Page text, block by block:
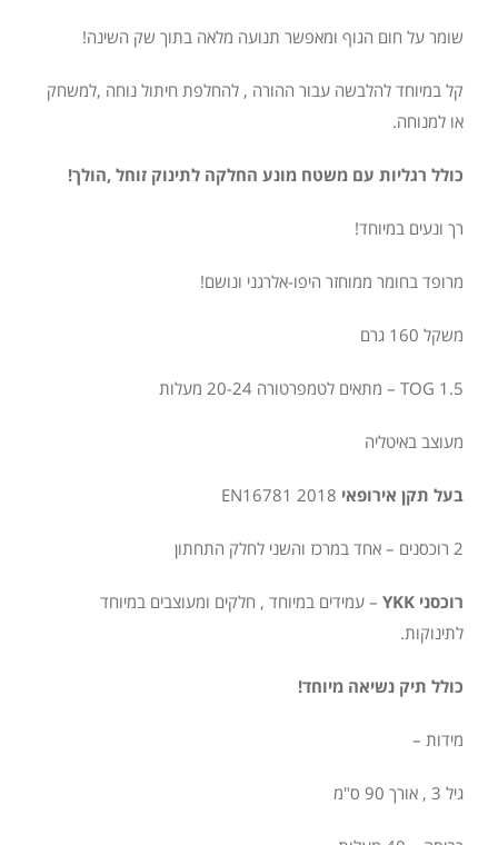
שומר על חום הגוף ומאפשר תנועה מלאה בתוך שק השינה!
קל במיוחד להלבשה עבור ההורה , להחלפת חיתול נוחה ,למשחק
או למנוחה.
כולל רגליות עם משטח מונע החלקה לתינוק זוחל ,הולך!
רך ונעים במיוחד!
מרופד בחומר ממוחזר היפו-אלרגני ונושם!
משקל 160 גרם
TOG 1.5 – מתאים לטמפרטורה 20-24 מעלות
מעוצב באיטליה
בעל תקן אירופאי
2 רוכסנים – אחד במרכז והשני לחלק התחתון
רוכסני YKK
– עמידים במיוחד , חלקים ומעוצבים במיוחד
לתינוקות.
כולל תיק נשיאה מיוחד!
מידות –
גיל 3 , אורך 90 ס"מ